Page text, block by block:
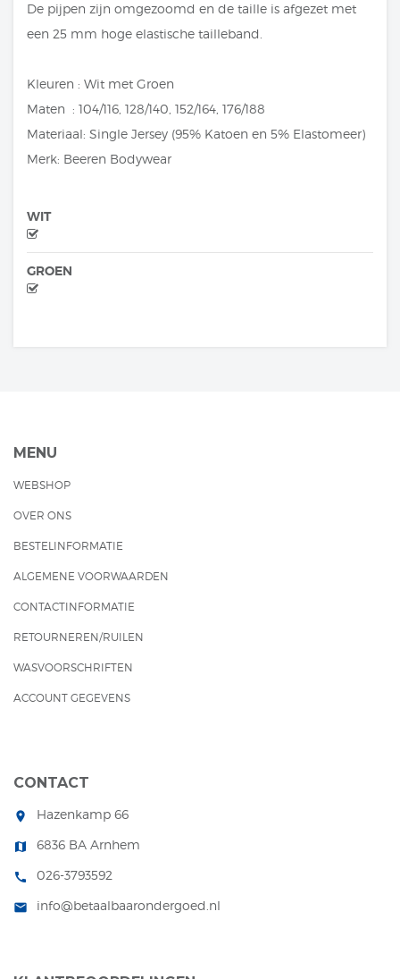
De pijpen zijn omgezoomd en de taille is afgezet met
een 25 mm hoge elastische tailleband.
Kleuren : Wit met Groen
Maten : 104/116, 128/140, 152/164, 176/188
Materiaal: Single Jersey (95% Katoen en 5% Elastomeer)
Merk: Beeren Bodywear
WIT
GROEN
MENU
WEBSHOP
OVER ONS
BESTELINFORMATIE
ALGEMENE VOORWAARDEN
CONTACTINFORMATIE
RETOURNEREN/RUILEN
WASVOORSCHRIFTEN
ACCOUNT GEGEVENS
CONTACT
room Hazenkamp 66
map 6836 BA Arnhem
call 026-3793592
mail info@betaalbaarondergoed.nl